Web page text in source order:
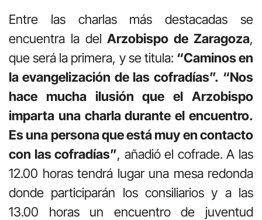
Entre las charlas más destacadas se
encuentra la delArzobispo de Zaragoza,
que será la primera, y se titula: “Caminos en
la evangelización de las cofradías”. “Nos
hace mucha ilusión que el Arzobispo
imparta una charla durante el encuentro.
Es una persona que está muy en contacto
con las cofradías”, añadió el cofrade. A las
12.00 horas tendrá lugar una mesa redonda
donde participarán los consiliarios y a las
13.00 horas un encuentro de juventud